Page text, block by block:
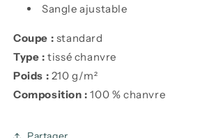
Sangle ajustable
Coupe : standard
Type : tissé chanvre
Poids : 210 g/m²
Composition : 100 % chanvre